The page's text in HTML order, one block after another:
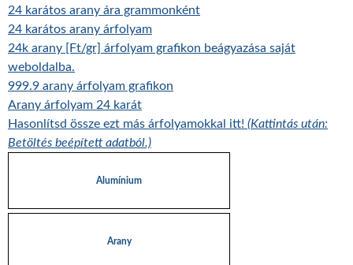
24 karátos arany ára grammonként
24 karátos arany árfolyam
24k arany [Ft/gr] árfolyam grafikon beágyazása saját
weboldalba.
999.9 arany árfolyam grafikon
Arany árfolyam 24 karát
Hasonlítsd össze ezt más árfolyamokkal itt! (Kattintás után:
Betöltés beépített adatból.)
Alumínium
Arany